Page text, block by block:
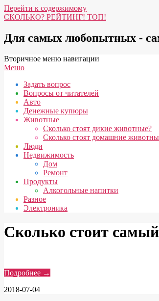
Перейти к содержимому
СКОЛЬКО? РЕЙТИНГ! ТОП!
Для самых любопытных -
Вторичное меню навигации
Меню
Задать вопрос
Вопросы от читателей
Авто
Денежные купюры
Животные
Сколько стоят дикие животные?
Сколько стоят домашние
Люди
Недвижимость
Дом
Ремонт
Продукты
Алкогольные напитки
Разное
Электроника
Сколько стоит
Подробнее →
2018-07-04